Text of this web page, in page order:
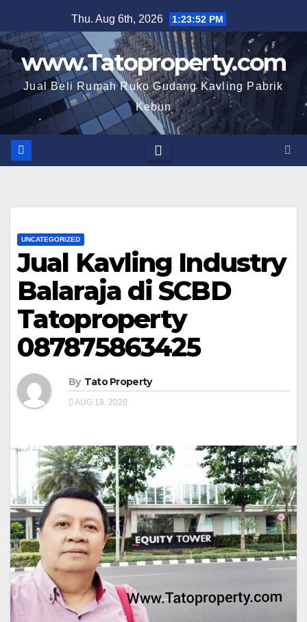
to
content
Thu. Aug 6th, 2026 1:23:53 PM
www.Tatoproperty.com
Jual Beli Rumah Ruko Gudang Kavling Pabrik
Kebun
UNCATEGORIZED
Jual Kavling Industry
Balaraja di SCBD
Tatoproperty
087875863425
By Tato Property
AUG 18, 2020